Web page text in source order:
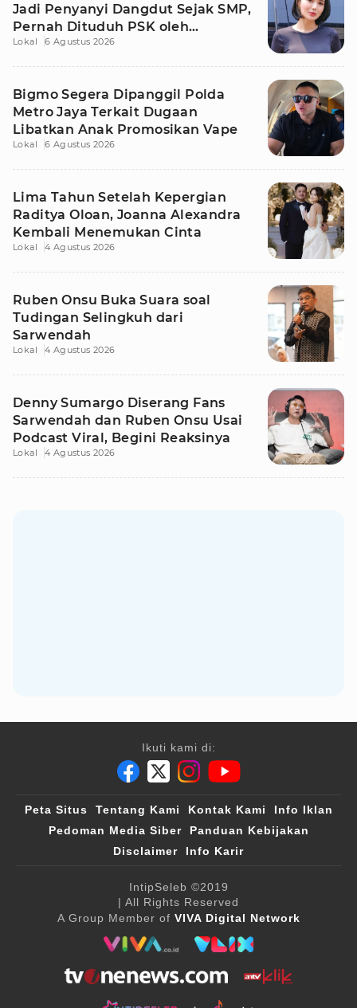
Jadi Penyanyi Dangdut Sejak SMP,
Pernah Dituduh PSK oleh
Tetangga
Lokal 6 Agustus 2026
Bigmo Segera Dipanggil Polda
Metro Jaya Terkait Dugaan
Libatkan Anak Promosikan Vape
Lokal 6 Agustus 2026
Lima Tahun Setelah Kepergian
Raditya Oloan, Joanna Alexandra
Kembali Menemukan Cinta
Lokal 4 Agustus 2026
Ruben Onsu Buka Suara soal
Tudingan Selingkuh dari
Sarwendah
Lokal 4 Agustus 2026
Denny Sumargo Diserang Fans
Sarwendah dan Ruben Onsu Usai
Podcast Viral, Begini Reaksinya
Lokal 4 Agustus 2026
Ikuti kami di:
Peta Situs Tentang Kami Kontak Kami
Info Iklan
Pedoman Media Siber
Panduan Kebijakan
Disclaimer
Info Karir
IntipSeleb ©2019
| All Rights Reserved
A Group Member of VIVA Digital Network